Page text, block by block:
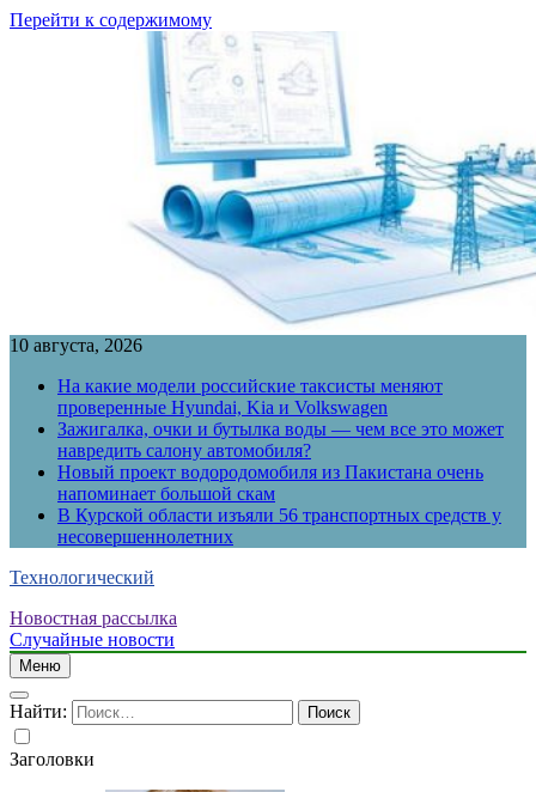
Перейти к содержимому
10 августа, 2026
На какие модели российские таксисты меняют
проверенные Hyundai, Kia и Volkswagen
Зажигалка, очки и бутылка воды — чем все это может
навредить салону автомобиля?
Новый проект водородомобиля из Пакистана очень
напоминает большой скам
В Курской области изъяли 56 транспортных средств у
несовершеннолетних
Технологический
Новостная рассылка
Случайные новости
Меню
Найти:
Заголовки